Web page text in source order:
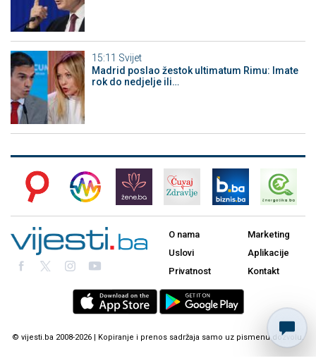
15:11 Svijet
Madrid poslao žestok ultimatum Rimu: Imate
rok do nedjelje ili…
O nama
Uslovi
Privatnost
Marketing
Aplikacije
Kontakt
© vijesti.ba 2008-2026 | Kopiranje i prenos sadržaja samo uz pismenu dozvolu.